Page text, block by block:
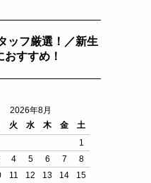
ッフ厳選！／新生
おすすめ！
2026年8月
火 水 木 金
土
1
4 5 6 7
8
11 12 13 14 15